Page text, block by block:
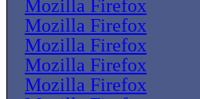
Mozilla Firefox
Mozilla Firefox
Mozilla Firefox
Mozilla Firefox
Mozilla Firefox